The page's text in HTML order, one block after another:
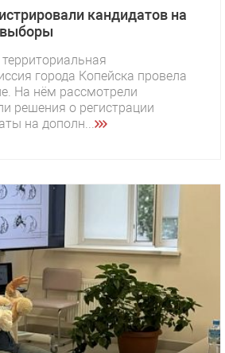
кандидатов на
города Копейска провела
На нём рассмотрели
решения о регистрации
на дополн...